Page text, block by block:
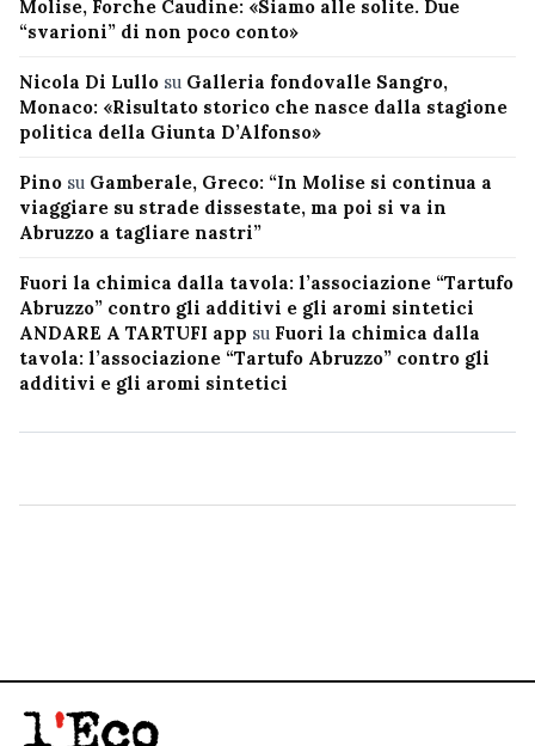
Molise, Forche Caudine: «Siamo alle solite. Due
“svarioni” di non poco conto»
Nicola Di Lullo su Galleria fondovalle Sangro,
Monaco: «Risultato storico che nasce dalla stagione
politica della Giunta D’Alfonso»
Pino su Gamberale, Greco: “In Molise si continua a
viaggiare su strade dissestate, ma poi si va in
Abruzzo a tagliare nastri”
Fuori la chimica dalla tavola: l’associazione “Tartufo
Abruzzo” contro gli additivi e gli aromi sintetici
ANDARE A TARTUFI app su Fuori la chimica dalla
tavola: l’associazione “Tartufo Abruzzo” contro gli
additivi e gli aromi sintetici